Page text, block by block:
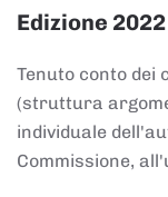
Edizione 2022
Tenuto conto dei
(struttura
individuale
Commissione,